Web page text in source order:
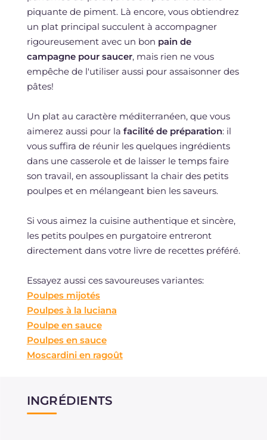
piquante de piment. Là encore, vous obtiendrez
un plat principal succulent à accompagner
rigoureusement avec un bon pain de
campagne pour saucer, mais rien ne vous
empêche de l'utiliser aussi pour assaisonner des
pâtes!
Un plat au caractère méditerranéen, que vous
aimerez aussi pour la facilité de préparation: il
vous suffira de réunir les quelques ingrédients
dans une casserole et de laisser le temps faire
son travail, en assouplissant la chair des petits
poulpes et en mélangeant bien les saveurs.
Si vous aimez la cuisine authentique et sincère,
les petits poulpes en purgatoire entreront
directement dans votre livre de recettes préféré.
Essayez aussi ces savoureuses variantes:
Poulpes mijotés
Poulpes à la luciana
Poulpe en sauce
Poulpes en sauce
Moscardini en ragoût
INGRÉDIENTS